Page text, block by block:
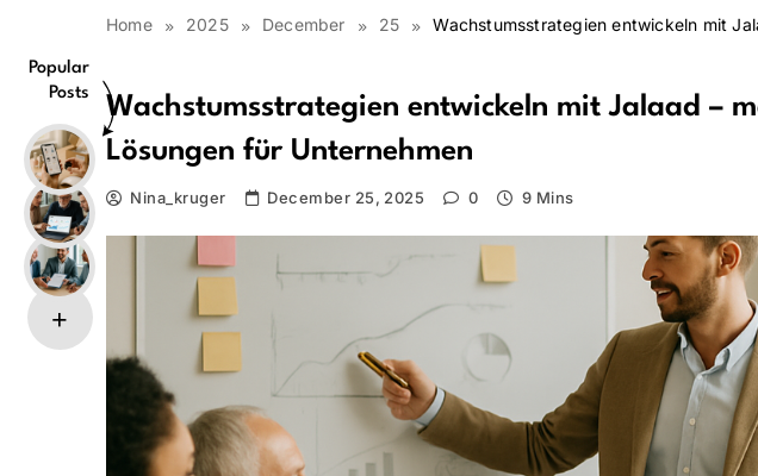
Home 2025 December 25 Wachstumsstrategien entwickeln mit
Popular
Posts
Wachstumsstrategien entwickeln mit Jalaad –
Lösungen für Unternehmen
Nina_kruger December 25, 2025 0 9 Mins